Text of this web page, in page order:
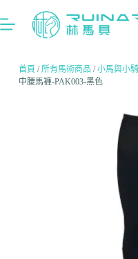
首頁 /所有馬術商品 /小馬與小
中腰馬褲-PAK003-黑色